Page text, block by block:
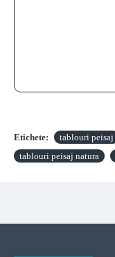
Etichete: tablouri peisaj
tablouri peisaj natura